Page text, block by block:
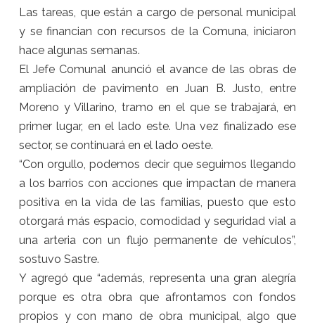
Las tareas, que están a cargo de personal municipal
y se financian con recursos de la Comuna, iniciaron
hace algunas semanas.
El Jefe Comunal anunció el avance de las obras de
ampliación de pavimento en Juan B. Justo, entre
Moreno y Villarino, tramo en el que se trabajará, en
primer lugar, en el lado este. Una vez finalizado ese
sector, se continuará en el lado oeste.
“Con orgullo, podemos decir que seguimos llegando
a los barrios con acciones que impactan de manera
positiva en la vida de las familias, puesto que esto
otorgará más espacio, comodidad y seguridad vial a
una arteria con un flujo permanente de vehículos”,
sostuvo Sastre.
Y agregó que “además, representa una gran alegría
porque es otra obra que afrontamos con fondos
propios y con mano de obra municipal, algo que